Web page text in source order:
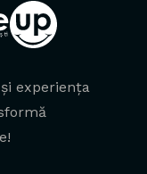
experiența